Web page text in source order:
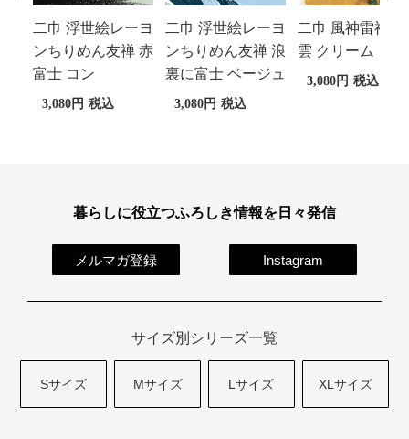
二巾 浮世絵レーヨ
ンちりめん友禅 赤
富士 コン
3,080 税込
二巾 浮世絵レーヨ
ンちりめん友禅 浪
裏に富士 ベージュ
3,080 税込
二巾 風神雷神 祥
雲 クリーム
3,080 税込
暮らしに役立つふろしき情報を日々発信
メルマガ登録 Instagram
サイズ別シリーズ一覧
Sサイズ Mサイズ Lサイズ XLサイズ